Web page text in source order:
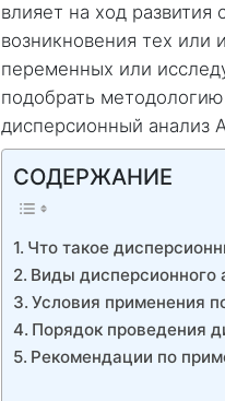
влияет на ход
возникновения тех или
переменных или
подобрать
дисперсионный анализ
СОДЕРЖАНИЕ
Что такое
Виды дисперсионного
Условия применения
Порядок проведения
Рекомендации по